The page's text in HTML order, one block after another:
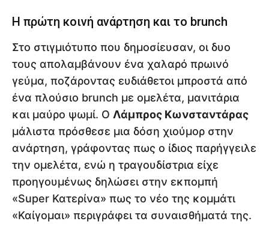
Η πρώτη κοινή ανάρτηση και το brunch
Στο στιγμιότυπο που δημοσίευσαν, οι δυο
τους απολαμβάνουν ένα χαλαρό πρωινό
γεύμα, ποζάροντας ευδιάθετοι μπροστά από
ένα πλούσιο brunch με ομελέτα, μανιτάρια
και μαύρο ψωμί. Ο Λάμπρος Κωνσταντάρας
μάλιστα πρόσθεσε μια δόση χιούμορ στην
ανάρτηση, γράφοντας πως ο ίδιος παρήγγειλε
την ομελέτα, ενώ η τραγουδίστρια είχε
προηγουμένως δηλώσει στην εκπομπή
«Super Κατερίνα» πως το νέο της κομμάτι
«Καίγομαι» περιγράφει τα συναισθήματά της.